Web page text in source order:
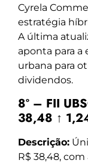
Cyrela
estratégia
A última
aponta para a
urbana para
dividendos.
8º – FII
38,48 ↑
Descrição:
R$ 38,48,